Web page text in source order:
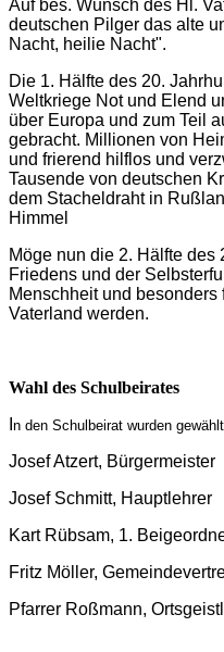
Auf bes. Wunsch des Hl.
deutschen Pilger das alte
Nacht, heilie Nacht".
Die 1. Hälfte des 20.
Weltkriege Not und Elend
über Europa und zum Teil
gebracht. Millionen von
und frierend hilflos und
Tausende von deutschen
dem Stacheldraht in
Himmel
Möge nun die 2. Hälfte
Friedens und der
Menschheit und
Vaterland werden.
Wahl des Schulbeirates
n den Schulbeirat wurden
Josef Atzert, Bürgermeister
Josef Schmitt, Hauptlehrer
Kart Rübsam, 1.
Fritz Möller,
Pfarrer Roßmann,